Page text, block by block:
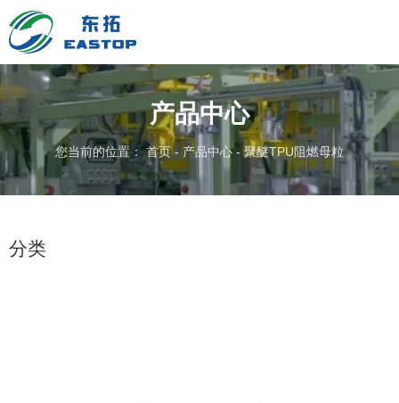
产品中心
您当前的位置： 首页- 产品中心 - 聚醚TPU阻燃母粒
分类